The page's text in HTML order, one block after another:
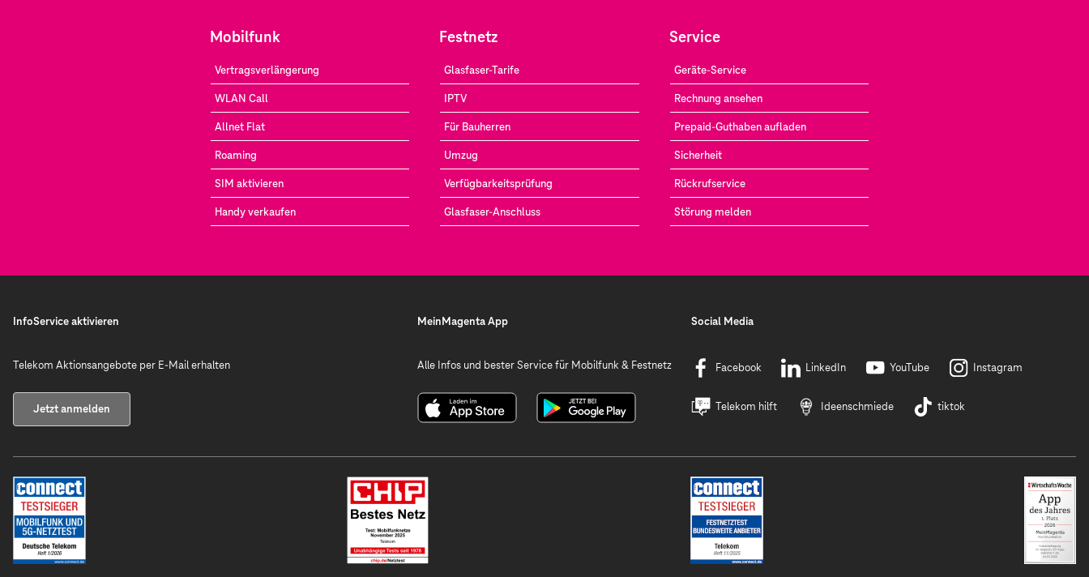
Mobilfunk
Vertragsverlängerung
WLAN Call
Allnet Flat
Roaming
SIM aktivieren
Handy verkaufen
Festnetz
Glasfaser-Tarife
IPTV
Für Bauherren
Umzug
Verfügbarkeitsprüfung
Glasfaser-Anschluss
Service
Geräte-Service
Rechnung ansehen
Prepaid-Guthaben aufladen
Sicherheit
Rückrufservice
Störung melden
InfoService aktivieren
Telekom Aktionsangebote per E-Mail erhalten
Jetzt anmelden
MeinMagenta App
Alle Infos und bester Service für Mobilfunk & Festnetz
Social Media
Facebook LinkedIn YouTube Instagram
Telekom hilft Ideenschmiede tiktok